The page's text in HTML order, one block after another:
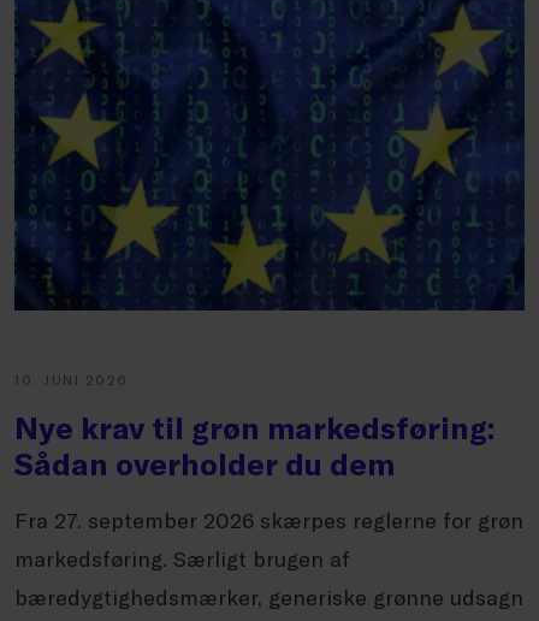
10. JUNI 2026
Nye krav til grøn markedsføring:
Sådan overholder du dem
Fra 27. september 2026 skærpes reglerne for grøn
markedsføring. Særligt brugen af
bæredygtighedsmærker, generiske grønne udsagn